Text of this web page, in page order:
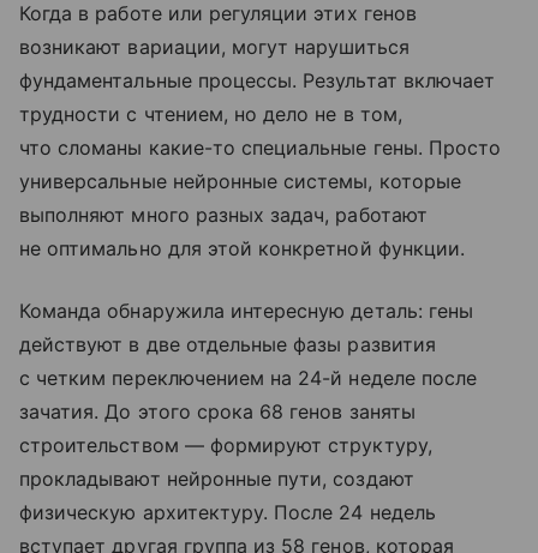
Когда в работе или регуляции этих генов
возникают вариации, могут нарушиться
фундаментальные процессы. Результат включает
трудности с чтением, но дело не в том,
что сломаны какие-то специальные гены. Просто
универсальные нейронные системы, которые
выполняют много разных задач, работают
не оптимально для этой конкретной функции.
Команда обнаружила интересную деталь: гены
действуют в две отдельные фазы развития
с четким переключением на 24-й неделе после
зачатия. До этого срока 68 генов заняты
строительством — формируют структуру,
прокладывают нейронные пути, создают
физическую архитектуру. После 24 недель
вступает другая группа из 58 генов, которая